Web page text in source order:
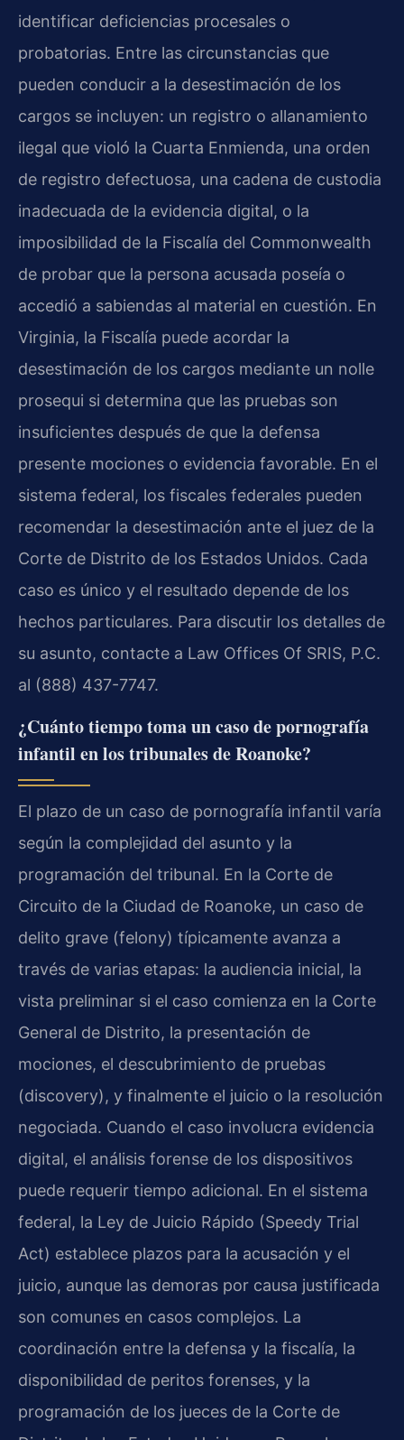
identificar deficiencias procesales o
probatorias. Entre las circunstancias que
pueden conducir a la desestimación de los
cargos se incluyen: un registro o allanamiento
ilegal que violó la Cuarta Enmienda, una orden
de registro defectuosa, una cadena de custodia
inadecuada de la evidencia digital, o la
imposibilidad de la Fiscalía del Commonwealth
de probar que la persona acusada poseía o
accedió a sabiendas al material en cuestión. En
Virginia, la Fiscalía puede acordar la
desestimación de los cargos mediante un nolle
prosequi si determina que las pruebas son
insuficientes después de que la defensa
presente mociones o evidencia favorable. En el
sistema federal, los fiscales federales pueden
recomendar la desestimación ante el juez de la
Corte de Distrito de los Estados Unidos. Cada
caso es único y el resultado depende de los
hechos particulares. Para discutir los detalles de
su asunto, contacte a Law Offices Of SRIS, P.C.
al (888) 437-7747.
¿Cuánto tiempo toma un caso de pornografía
infantil en los tribunales de Roanoke?
El plazo de un caso de pornografía infantil varía
según la complejidad del asunto y la
programación del tribunal. En la Corte de
Circuito de la Ciudad de Roanoke, un caso de
delito grave (felony) típicamente avanza a
través de varias etapas: la audiencia inicial, la
vista preliminar si el caso comienza en la Corte
General de Distrito, la presentación de
mociones, el descubrimiento de pruebas
(discovery), y finalmente el juicio o la resolución
negociada. Cuando el caso involucra evidencia
digital, el análisis forense de los dispositivos
puede requerir tiempo adicional. En el sistema
federal, la Ley de Juicio Rápido (Speedy Trial
Act) establece plazos para la acusación y el
juicio, aunque las demoras por causa justificada
son comunes en casos complejos. La
coordinación entre la defensa y la fiscalía, la
disponibilidad de peritos forenses, y la
programación de los jueces de la Corte de